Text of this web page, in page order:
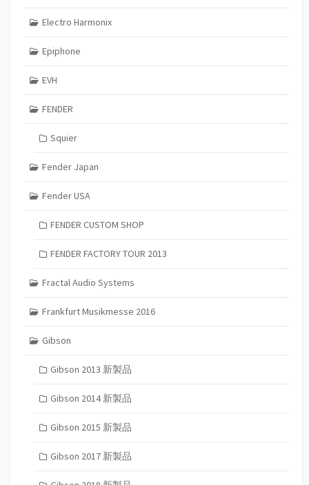
Electro Harmonix
Epiphone
EVH
FENDER
Squier
Fender Japan
Fender USA
FENDER CUSTOM SHOP
FENDER FACTORY TOUR 2013
Fractal Audio Systems
Frankfurt Musikmesse 2016
Gibson
Gibson 2013 新製品
Gibson 2014 新製品
Gibson 2015 新製品
Gibson 2017 新製品